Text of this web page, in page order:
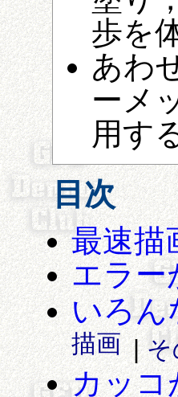
歩を
あわ
ーメ
用す
目次
最速描
エラー
いろん
描画 |そ
カッコ